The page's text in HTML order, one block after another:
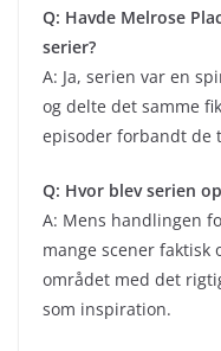
Q: Havde Melrose
serier?
A: Ja, serien var en
og delte det samme
episoder forbandt de
Q: Hvor blev serien
A: Mens handlingen
mange scener faktisk
området med det
som inspiration.